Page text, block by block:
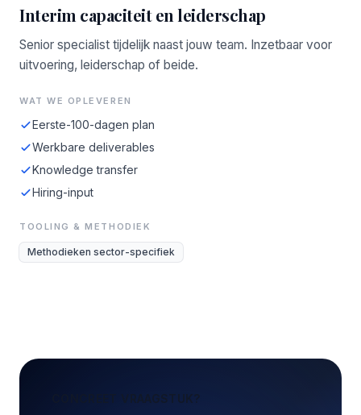
Interim capaciteit en leiderschap
Senior specialist tijdelijk naast jouw team. Inzetbaar voor
uitvoering, leiderschap of beide.
WAT WE OPLEVEREN
Eerste-100-dagen plan
Werkbare deliverables
Knowledge transfer
Hiring-input
TOOLING & METHODIEK
Methodieken sector-specifiek
CONCREET VRAAGSTUK?